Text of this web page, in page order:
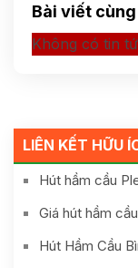
LIÊN KẾT HỮU
Hút hầm cầu
Giá hút hầm
Hút Hầm Cầu
Bài viết
Không có tin